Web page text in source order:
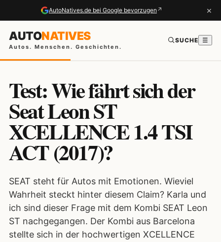
AutoNatives.de bei Google bevorzugen ↗ ×
AUTONATIVES
Autos. Menschen. Geschichten.
SUCHE ☰
Test: Wie fährt sich der
Seat Leon ST
XCELLENCE 1.4 TSI
ACT (2017)?
SEAT steht für Autos mit Emotionen. Wieviel
Wahrheit steckt hinter diesem Claim? Karla und
ich sind dieser Frage mit dem Kombi SEAT Leon
ST nachgegangen. Der Kombi aus Barcelona
stellte sich in der hochwertigen XCELLENCE